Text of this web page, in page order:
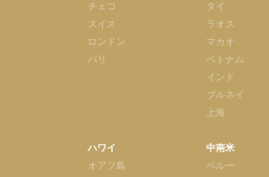
チェコ
スイス
ロンドン
パリ
ハワイ
オアフ島
タイ
ラオス
マカオ
ベトナム
インド
ブルネイ
上海
中南米
ペルー